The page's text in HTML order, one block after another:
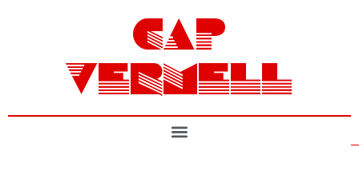
CAP
VERMELL